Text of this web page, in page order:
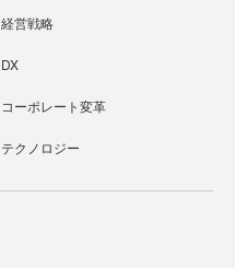
経営戦略
DX
コーポレート変革
テクノロジー